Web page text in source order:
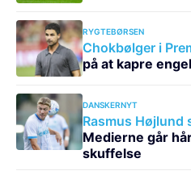
RYGTEBØRSEN
Chokbølger i
på at kapre
DANSKERNYT
Rasmus Højlund
Medierne går
skuffelse